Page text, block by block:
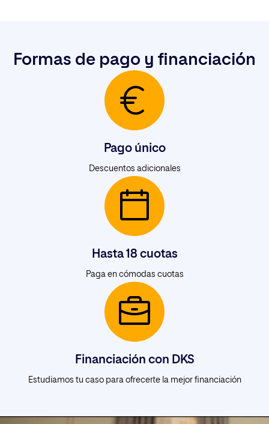
Formas de pago y financiación
Pago único
Descuentos adicionales
Hasta 18 cuotas
Paga en cómodas cuotas
Financiación con DKS
Estudiamos tu caso para ofrecerte la mejor financiación